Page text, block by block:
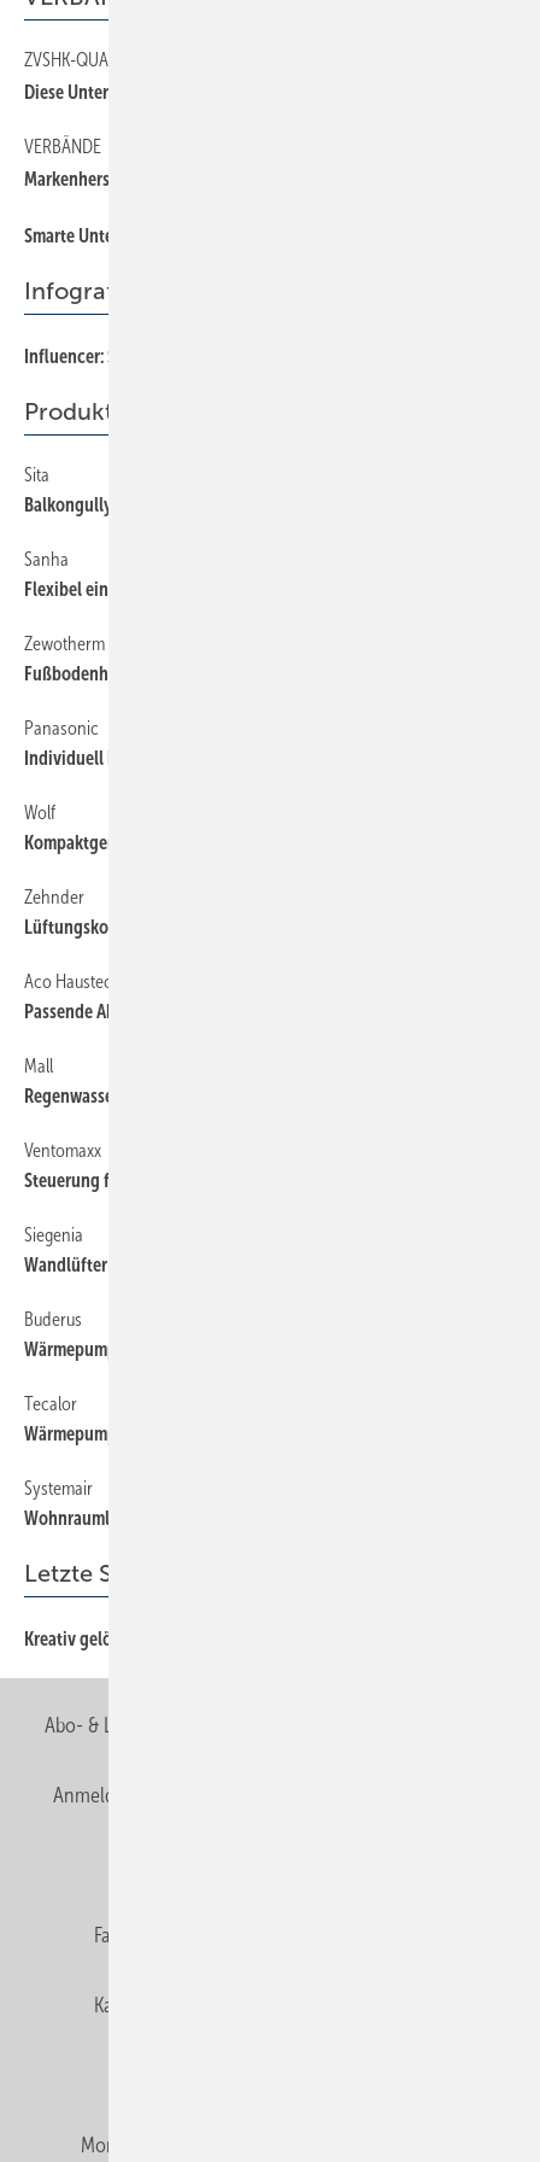
ZVSHK-QUALITÄTSZEICHEN
Diese Unternehmen stehen für Qualität im SHK-Handwerk:
VERBÄNDE
Markenhersteller haben das Qualitätszeichen erhalten
Smarte Unterstützung
Infografik
Influencer: SHK-Schwergewichte
Produkte
Sita
Balkongully anschlussbereit einbetonieren
Sanha
Flexibel einsetzbarer Kugelhahn
Zewotherm
Fußbodenheizung als Trockenbau­system
Panasonic
Individuell konfigurierbare Kaltwassersätze
Wolf
Kompaktgerät zur Nachrüstung
Zehnder
Lüftungskonzepte nach DIN 1946-6
Aco Haustechnik
Passende Abläufe flexibel auswählen
Mall
Regenwasser bequem entnehmen
Ventomaxx
Steuerung für WRG-Lüfterbaureihe
Siegenia
Wandlüfter mit CO2-Regelung
Buderus
Wärmepumpen-Hybridsystem nachrüsten
Tecalor
Wärmepumpensets für den Neubau
Systemair
Wohnraumlüftung ohne großen Aufwand
Letzte Seiten
Kreativ gelöst
Abo- & Leserservice
Anmelden
Fachbeiträge
Karriere bei Gentner
Montagezeiten Heizung